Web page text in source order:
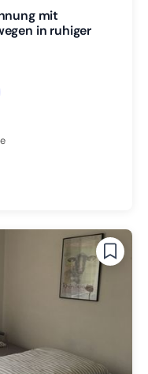
mit
in ruhiger